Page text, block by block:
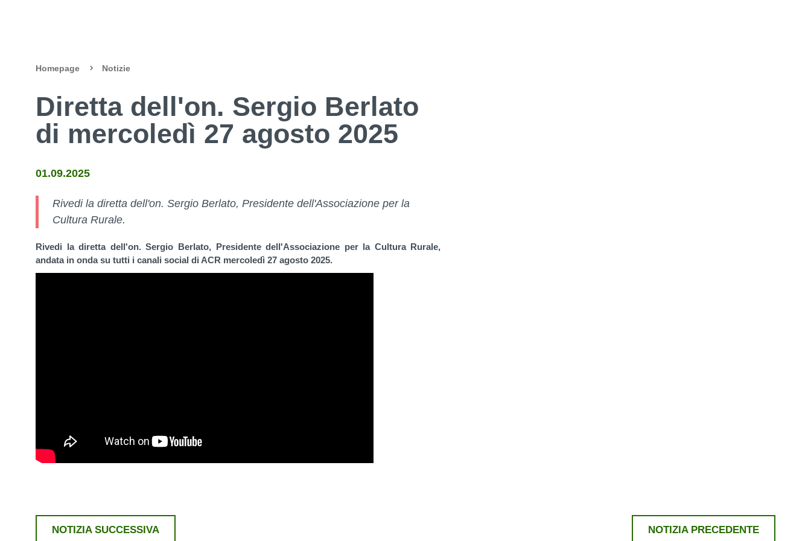
Homepage Notizie
Diretta dell'on. Sergio Berlato
di mercoledì 27 agosto 2025
01.09.2025
Rivedi la diretta dell'on. Sergio Berlato, Presidente dell'Associazione per la
Cultura Rurale.
Rivedi la diretta dell'on. Sergio Berlato, Presidente dell'Associazione per la Cultura Rurale,
andata in onda su tutti i canali social di ACR mercoledì 27 agosto 2025.
NOTIZIA SUCCESSIVA NOTIZIA PRECEDENTE